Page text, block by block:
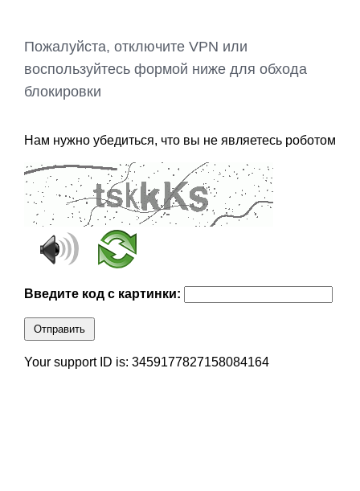
Пожалуйста, отключите VPN или
воспользуйтесь формой ниже для обхода
блокировки
Нам нужно убедиться, что вы не являетесь роботом
Введите код с картинки:
Отправить
Your support ID is: 3459177827158084164